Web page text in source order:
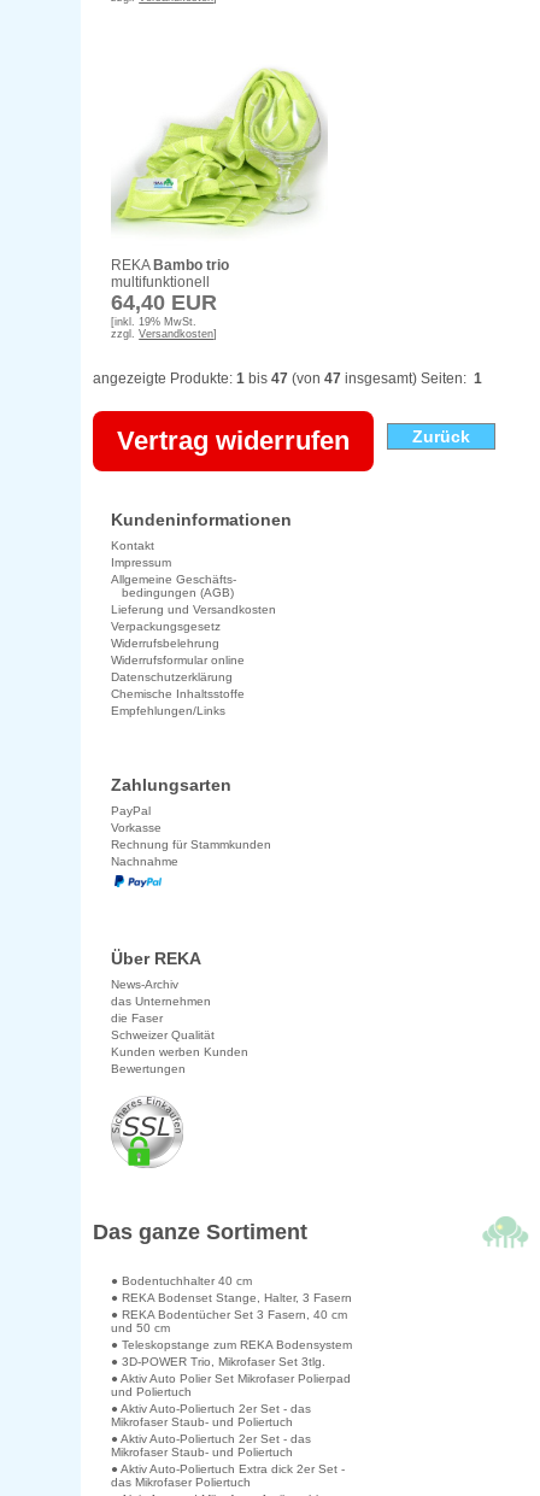
REKA Bambo trio
multifunktionell
64,40 EUR
[inkl. 19% MwSt.
zzgl.Versandkosten]
angezeigte Produkte:1 bis47 (von47 insgesamt) Seiten:1
Zurück
Vertrag widerrufen
Kundeninformationen
Kontakt
Impressum
Allgemeine Geschäfts-
bedingungen (AGB)
Lieferung und Versandkosten
Verpackungsgesetz
Widerrufsbelehrung
Widerrufsformular online
Datenschutzerklärung
Chemische Inhaltsstoffe
Empfehlungen/Links
Zahlungsarten
PayPal
Vorkasse
Rechnung für Stammkunden
Nachnahme
Über REKA
News-Archiv
das Unternehmen
die Faser
Schweizer Qualität
Kunden werben Kunden
Bewertungen
Das ganze Sortiment
● Bodentuchhalter 40 cm
● REKA Bodenset Stange, Halter, 3 Fasern
● REKA Bodentücher Set 3 Fasern, 40 cm
und 50 cm
● Teleskopstange zum REKA Bodensystem
● 3D-POWER Trio, Mikrofaser Set 3tlg.
● Aktiv Auto Polier Set Mikrofaser Polierpad
und Poliertuch
● Aktiv Auto-Poliertuch 2er Set - das
Mikrofaser Staub- und Poliertuch
● Aktiv Auto-Poliertuch 2er Set - das
Mikrofaser Staub- und Poliertuch
● Aktiv Auto-Poliertuch Extra dick 2er Set -
das Mikrofaser Poliertuch